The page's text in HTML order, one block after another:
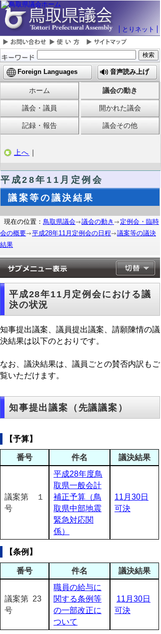
とりネット
Foreign Languages 音声読み上げ
ホーム 議会の動き
議会・議員 開かれた議会
記録・報告 議会その他
上へ ｜
平成28年11月定例会
議案等の議決結果
現在の位置： 鳥取県議会 議会の動き
定例会・臨時
会の概要
平成28年11月定例会の日程
議案等の議決
結果
平成28年11月定例会における議
決の状況
知事提出議案、議員提出議案、請願陳情の議
決結果は以下のとおりです。
なお、議決結果は、議員ごとの賛否内訳もご
覧いただけます。
知事提出議案（先議議案）
【予算】
番号 件名 議決結果
議案第 １
号
平成28年度鳥
取県一般会計
補正予算（鳥
取県中部地震
緊急対応関
係）
11月30日
可決
【条例】
番号 件名 議決結果
議案第 23
号
職員の給与に
関する条例等
の一部改正に
ついて
11月30日
可決